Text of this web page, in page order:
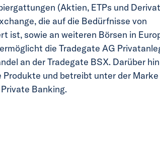
(Aktien, ETPs und
die auf die Bedürfnisse von
ist, sowie an weiteren Börsen in
die Tradegate AG
an der Tradegate BSX. Darüber
und betreibt unter der Marke
Banking.